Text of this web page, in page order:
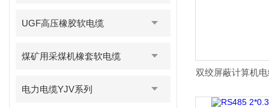
UGF高压橡胶软电缆
煤矿用采煤机橡套软电缆
电力电缆YJV系列
双绞屏蔽计算机